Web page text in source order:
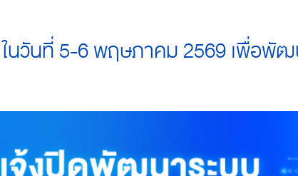
ในวันที่ 5-6 พฤษภาคม 2569 เพื่อพัฒ